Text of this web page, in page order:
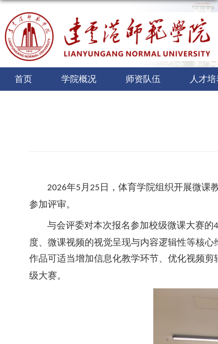
首页 学院概况 师资队伍 人才
2026年5 月 25 日，体育学院组织开展微课
参加评审。
与会评委对本次报名参加校级微课大赛的4
度、微课视频的视觉呈现与内容逻辑性等核
作品可适当增加信息化教学环节、优化视频
级大赛。